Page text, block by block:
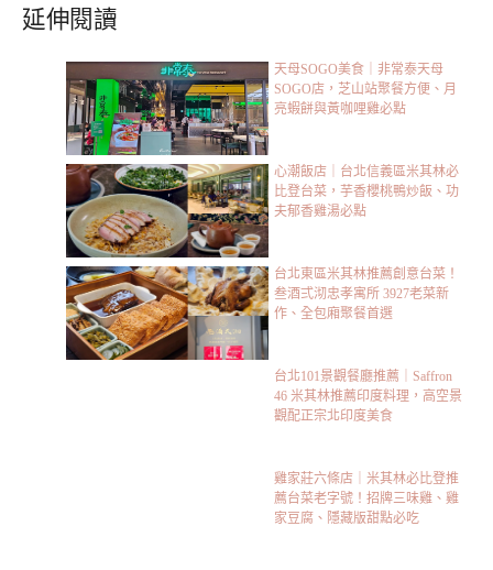
延伸閱讀
天母SOGO美食｜非常泰天母
SOGO店，芝山站聚餐方便、月
亮蝦餅與黃咖哩雞必點
心潮飯店｜台北信義區米其林必
比登台菜，芋香櫻桃鴨炒飯、功
夫郁香雞湯必點
台北東區米其林推薦創意台菜！
叁酒弍沏忠孝寓所 3927老菜新
作、全包廂聚餐首選
台北101景觀餐廳推薦｜Saffron
46 米其林推薦印度料理，高空景
觀配正宗北印度美食
雞家莊六條店｜米其林必比登推
薦台菜老字號！招牌三味雞、雞
家豆腐、隱藏版甜點必吃